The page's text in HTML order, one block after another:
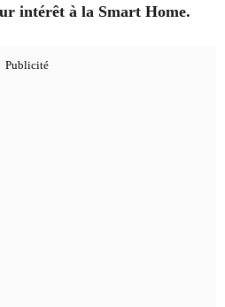
intérêt à la Smart Home.